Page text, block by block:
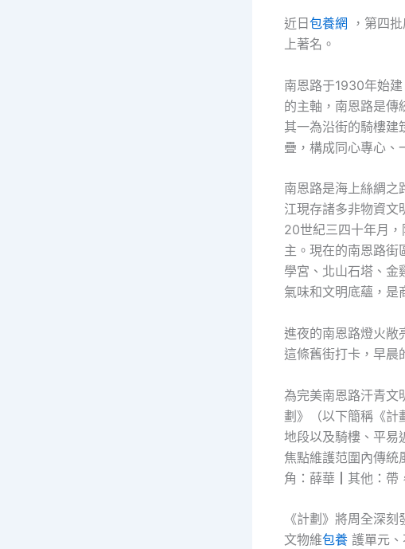
近日 包養網 ，第四
上著名。
南恩路于1930年始
的主軸，南恩路是傳
其一為沿街的騎樓建
疊，構成同心專心、
南恩路是海上絲綢之
江現存諸多非物資文
20世紀三四十年月
主。現在的南恩路街
學宮、北山石塔、金
氣味和文明底蘊，是
進夜的南恩路燈火敞
這條舊街打卡，早晨
為完美南恩路汗青文
劃》（以下簡稱《計
地段以及騎樓、平易
焦點維護范圍內傳
角：薛華┃其他：帶
《計劃》將周全深
文物維包養 護單元